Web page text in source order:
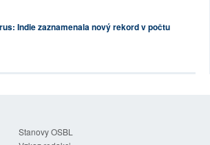
Indie zaznamenala nový rekord v počtu
Stanovy OSBL